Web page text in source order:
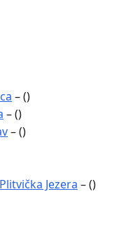
– ()
– ()
– ()
Jezera – ()